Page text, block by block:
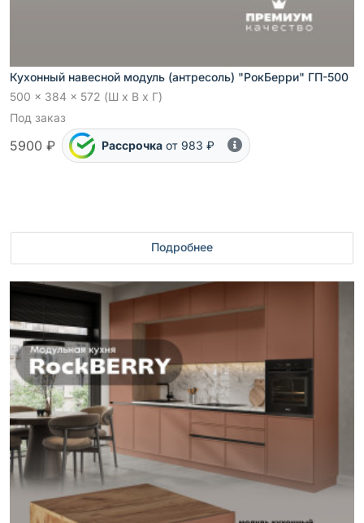
Кухонный навесной модуль (антресоль) "РокБерри" ГП-500
500 x 384 x 572 (Ш x В x Г)
Под заказ
5900 ₽ Рассрочка от 983 ₽
Подробнее